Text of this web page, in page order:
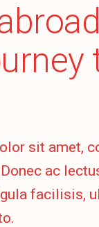
sit amet,
ac
facilisis,